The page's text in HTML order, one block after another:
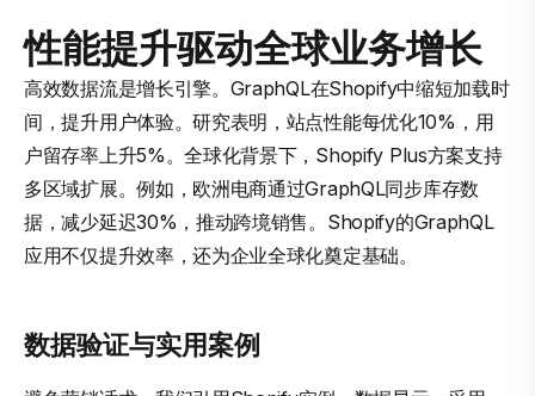
性能提升驱动全球业务增长
高效数据流是增长引擎。GraphQL在Shopify中缩短加载时
间，提升用户体验。研究表明，站点性能每优化10%，用
户留存率上升5%。全球化背景下，Shopify Plus方案支持
多区域扩展。例如，欧洲电商通过GraphQL同步库存数
据，减少延迟30%，推动跨境销售。Shopify的GraphQL
应用不仅提升效率，还为企业全球化奠定基础。
数据验证与实用案例